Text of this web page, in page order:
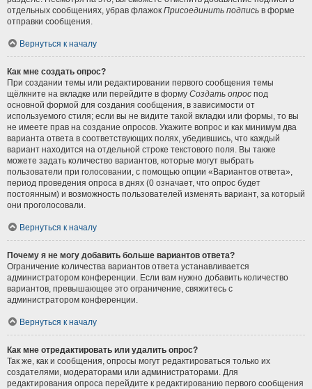
отдельных сообщениях, убрав флажок Присоединить подпись в форме
отправки сообщения.
Вернуться к началу
Как мне создать опрос?
При создании темы или редактировании первого сообщения темы
щёлкните на вкладке или перейдите в форму Создать опрос под
основной формой для создания сообщения, в зависимости от
используемого стиля; если вы не видите такой вкладки или формы, то вы
не имеете прав на создание опросов. Укажите вопрос и как минимум два
варианта ответа в соответствующих полях, убедившись, что каждый
вариант находится на отдельной строке текстового поля. Вы также
можете задать количество вариантов, которые могут выбрать
пользователи при голосовании, с помощью опции «Вариантов ответа»,
период проведения опроса в днях (0 означает, что опрос будет
постоянным) и возможность пользователей изменять вариант, за который
они проголосовали.
Вернуться к началу
Почему я не могу добавить больше вариантов ответа?
Ограничение количества вариантов ответа устанавливается
администратором конференции. Если вам нужно добавить количество
вариантов, превышающее это ограничение, свяжитесь с
администратором конференции.
Вернуться к началу
Как мне отредактировать или удалить опрос?
Так же, как и сообщения, опросы могут редактироваться только их
создателями, модераторами или администраторами. Для
редактирования опроса перейдите к редактированию первого сообщения